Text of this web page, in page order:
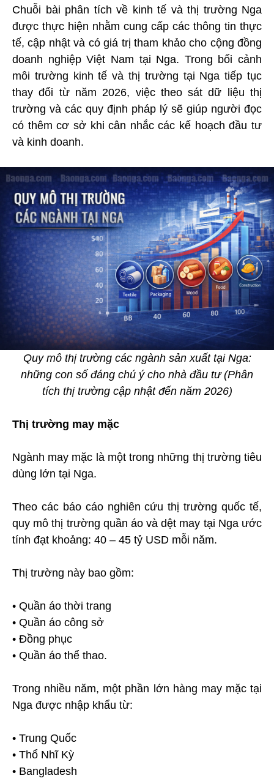
Chuỗi bài phân tích về kinh tế và thị trường Nga
được thực hiện nhằm cung cấp các thông tin thực
tế, cập nhật và có giá trị tham khảo cho cộng đồng
doanh nghiệp Việt Nam tại Nga. Trong bối cảnh
môi trường kinh tế và thị trường tại Nga tiếp tục
thay đổi từ năm 2026, việc theo sát dữ liệu thị
trường và các quy định pháp lý sẽ giúp người đọc
có thêm cơ sở khi cân nhắc các kế hoạch đầu tư
và kinh doanh.
Quy mô thị trường các ngành sản xuất tại Nga:
những con số đáng chú ý cho nhà đầu tư (Phân
tích thị trường cập nhật đến năm 2026)
Thị trường may mặc
Ngành may mặc là một trong những thị trường tiêu
dùng lớn tại Nga.
Theo các báo cáo nghiên cứu thị trường quốc tế,
quy mô thị trường quần áo và dệt may tại Nga ước
tính đạt khoảng: 40 – 45 tỷ USD mỗi năm.
Thị trường này bao gồm:
• Quần áo thời trang
• Quần áo công sở
• Đồng phục
• Quần áo thể thao.
Trong nhiều năm, một phần lớn hàng may mặc tại
Nga được nhập khẩu từ:
• Trung Quốc
• Thổ Nhĩ Kỳ
• Bangladesh